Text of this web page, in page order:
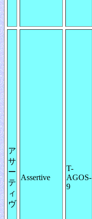
ア
サ
ー
テ
ィ
ヴ
Assertive
T-
AGOS-
9